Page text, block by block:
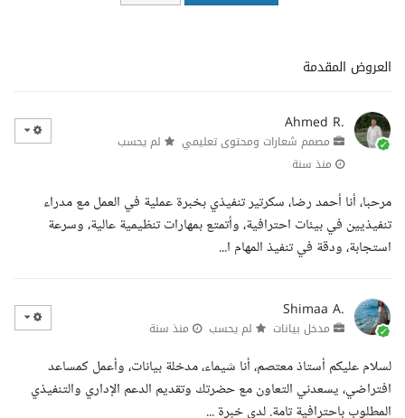
العروض المقدمة
Ahmed R.
مصمم شعارات ومحتوى تعليمي
لم يحسب
منذ سنة
مرحبا، أنا أحمد رضا، سكرتير تنفيذي بخبرة عملية في العمل مع مدراء
تنفيذيين في بيئات احترافية، وأتمتع بمهارات تنظيمية عالية، وسرعة
استجابة، ودقة في تنفيذ المهام ا...
Shimaa A.
مدخل بيانات لم يحسب منذ سنة
لسلام عليكم أستاذ معتصم، أنا شيماء، مدخلة بيانات، وأعمل كمساعد
افتراضي، يسعدني التعاون مع حضرتك وتقديم الدعم الإداري والتنفيذي
المطلوب باحترافية تامة. لدي خبرة ...